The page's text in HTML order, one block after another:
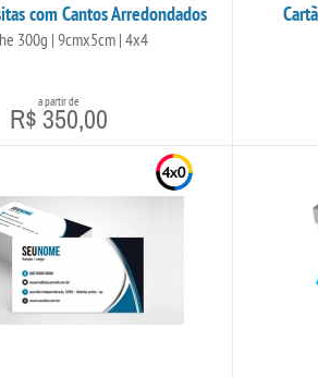
com Cantos Arredondados
300g | 9cmx5cm | 4x4
a partir de
R$ 350,00